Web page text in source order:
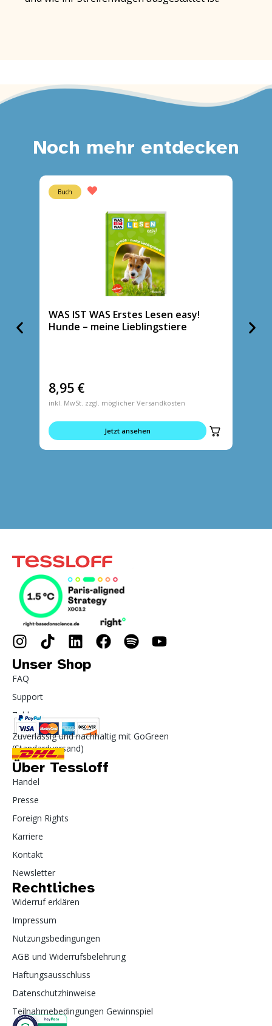
Noch mehr entdecken
Buch
WAS IST WAS Erstes Lesen easy!
Hunde – meine Lieblingstiere
8,95 €
inkl. MwSt. zzgl. möglicher Versandkosten
Jetzt ansehen
Unser Shop
FAQ
Support
Zahlung
Zuverlässig und nachhaltig mit GoGreen
(Standardversand)
Über Tessloff
Handel
Presse
Foreign Rights
Karriere
Kontakt
Newsletter
Rechtliches
Widerruf erklären
Impressum
Nutzungsbedingungen
AGB und Widerrufsbelehrung
Haftungsausschluss
Datenschutzhinweise
Teilnahmebedingungen Gewinnspiel